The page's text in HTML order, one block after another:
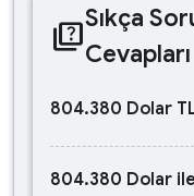
quizSıkça
Cevapları
804.380 Dolar
804.380 Dolar